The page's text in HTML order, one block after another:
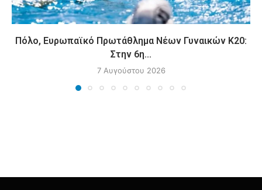
Πόλο, Ευρωπαϊκό Πρωτάθλημα Νέων Γυναικών Κ20:
Στην 6η...
7 Αυγούστου 2026